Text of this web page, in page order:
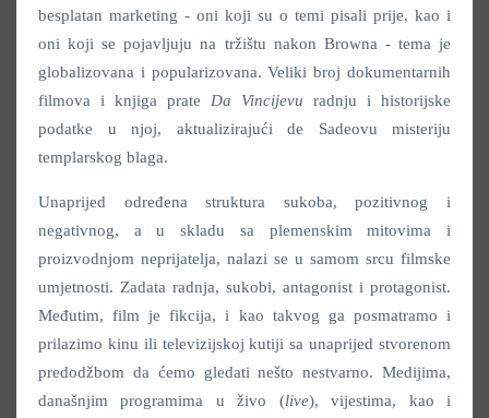
besplatan marketing - oni koji su o temi pisali prije, kao i
oni koji se pojavljuju na tržištu nakon Browna - tema je
globalizovana i popularizovana. Veliki broj dokumentarnih
filmova i knjiga prate Da Vincijevu radnju i historijske
podatke u njoj, aktualizirajući de Sadeovu misteriju
templarskog blaga.
Unaprijed određena struktura sukoba, pozitivnog i
negativnog, a u skladu sa plemenskim mitovima i
proizvodnjom neprijatelja, nalazi se u samom srcu filmske
umjetnosti. Zadata radnja, sukobi, antagonist i protagonist.
Međutim, film je fikcija, i kao takvog ga posmatramo i
prilazimo kinu ili televizijskoj kutiji sa unaprijed stvorenom
predodžbom da ćemo gledati nešto nestvarno. Medijima,
današnjim programima u živo (live), vijestima, kao i